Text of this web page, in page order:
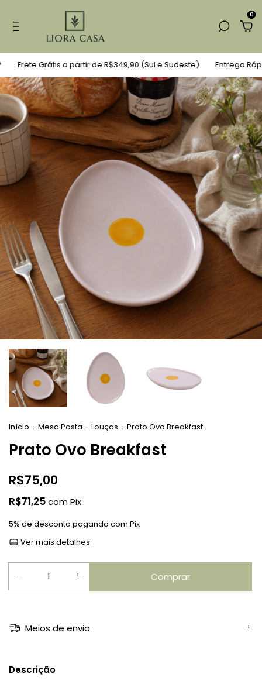
0
Frete Grátis a partir de R$349,90 (Sul e Sudeste) Entrega
Início . Mesa Posta . Louças . Prato Ovo Breakfast
Prato Ovo Breakfast
R$75,00
R$71,25comPix
5% de desconto pagando com Pix
Ver mais detalhes
Meios de envio
Descrição